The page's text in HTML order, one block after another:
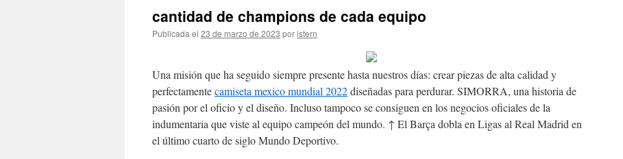
cantidad de champions de cada equipo
Publicada el 23 de marzo de 2023 poristern
Una misión que ha seguido siempre presente hasta nuestros días: crear piezas de alta calidad y
perfectamentecamiseta mexico mundial 2022diseñadas para perdurar. SIMORRA, una historia de
pasión por el oficio y el diseño. Incluso tampoco se consiguen en los negocios oficiales de la
indumentaria que viste al equipo campeón del mundo. ↑ El Barça dobla en Ligas al Real Madrid en
el último cuarto de siglo Mundo Deportivo.